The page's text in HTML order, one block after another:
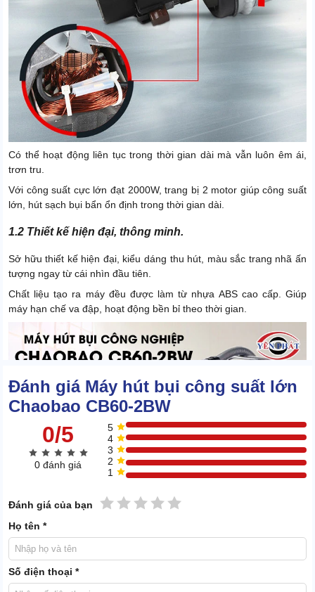
Có thể hoạt động liên tục trong thời gian dài mà vẫn luôn êm ái,
trơn tru.
Với công suất cực lớn đạt 2000W, trang bị 2 motor giúp công suất
lớn, hút sạch bụi bẩn ổn định trong thời gian dài.
1.2 Thiết kế hiện đại, thông minh.
Sở hữu thiết kế hiện đại, kiểu dáng thu hút, màu sắc trang nhã ấn
tượng ngay từ cái nhìn đầu tiên.
Chất liệu tạo ra máy đều được làm từ nhựa ABS cao cấp. Giúp
máy hạn chế va đập, hoạt động bền bỉ theo thời gian.
Hệ thống lọc, bánh xe, thùng chứa được thiết kế tiện lợi, thông
Đánh giá Máy hút bụi công suất lớn
Chaobao CB60-2BW
0/5
0 đánh giá
5
4
3
2
1
Đánh giá của bạn 5 sao
4 sao
3 sao
2 sao
1 sao
Họ tên *
Số điện thoại *